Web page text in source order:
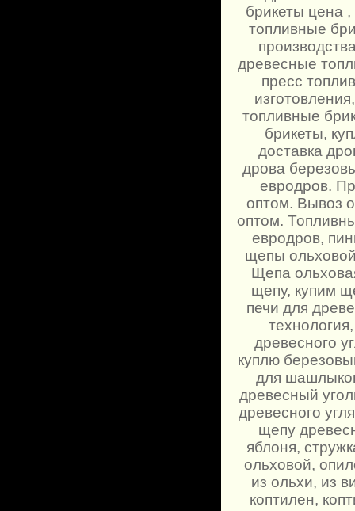
брикеты цена
топливные
древесные
пресс
топливные
брикеты,
доставка
дрова
евродров.
оптом. Вывоз
оптом.
евродров,
щепы
Щепа
щепу, купим
печи для
древесного
куплю
для
древесный
древесного
щепу
яблоня,
ольховой,
из ольхи, из
коптилен,